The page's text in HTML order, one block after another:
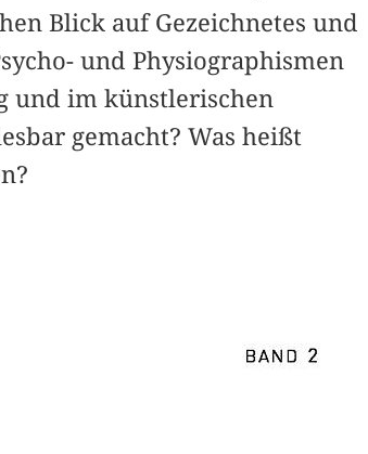
Blick auf Gezeichnetes und
und Physiographismen
und im künstlerischen
gemacht? Was heißt